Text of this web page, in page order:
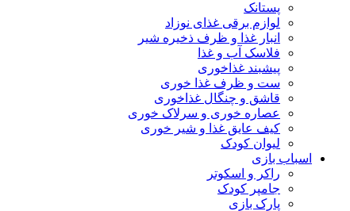
پستانک
لوازم برقی غذای نوزاد
انبار غذا و ظرف ذخیره شیر
فلاسک آب و غذا
پیشبند غذاخوری
ست و ظرف غذا خوری
قاشق و چنگال غذاخوری
عصاره خوری و سرلاک خوری
کیف عایق غذا و شیر خوری
لیوان کودک
اسباب بازی
راکر و اسکوتر
جامپر کودک
پارک بازی